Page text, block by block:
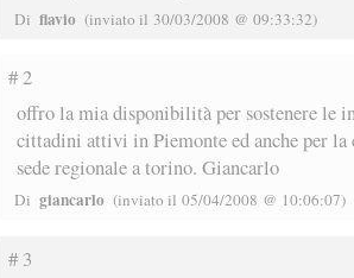
Diflavio (inviato il 30/03/2008 @ 09:33:32)
# 2
offro la mia disponibilità per sostenere le
cittadini attivi in Piemonte ed anche per la
sede regionale a torino. Giancarlo
Digiancarlo (inviato il 05/04/2008 @ 10:06:07)
# 3